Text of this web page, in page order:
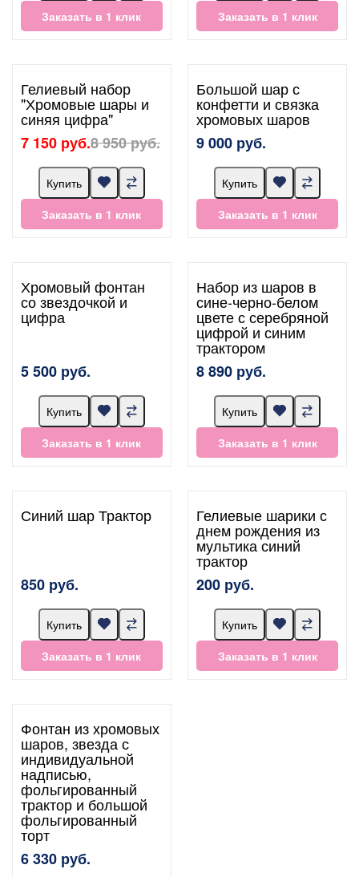
Заказать в 1 клик Заказать в 1 клик
Гелиевый набор
"Хромовые шары и
синяя цифра"
7 150 руб.8 950 руб.
Купить
Заказать в 1 клик
Большой шар с
конфетти и связка
хромовых шаров
9 000 руб.
Купить
Заказать в 1 клик
Хромовый фонтан
со звездочкой и
цифра
5 500 руб.
Купить
Заказать в 1 клик
Набор из шаров в
сине-черно-белом
цвете с серебряной
цифрой и синим
трактором
8 890 руб.
Купить
Заказать в 1 клик
Синий шар Трактор
850 руб.
Купить
Заказать в 1 клик
Гелиевые шарики с
днем рождения из
мультика синий
трактор
200 руб.
Купить
Заказать в 1 клик
Фонтан из хромовых
шаров, звезда с
индивидуальной
надписью,
фольгированный
трактор и большой
фольгированный
торт
6 330 руб.